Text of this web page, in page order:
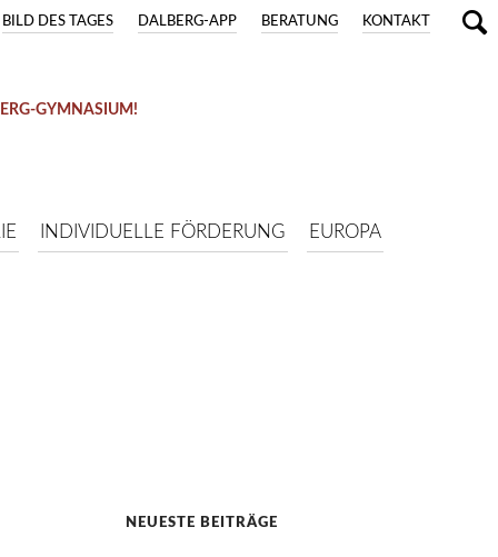
KONTAKT
BERATUNG
DALBERG-APP
BILD DES TAGES
GYMNASIUM!
INDIVIDUELLE FÖRDERUNG EUROPA
NEUESTE BEITRÄGE